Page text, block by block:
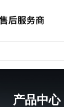
产品中心